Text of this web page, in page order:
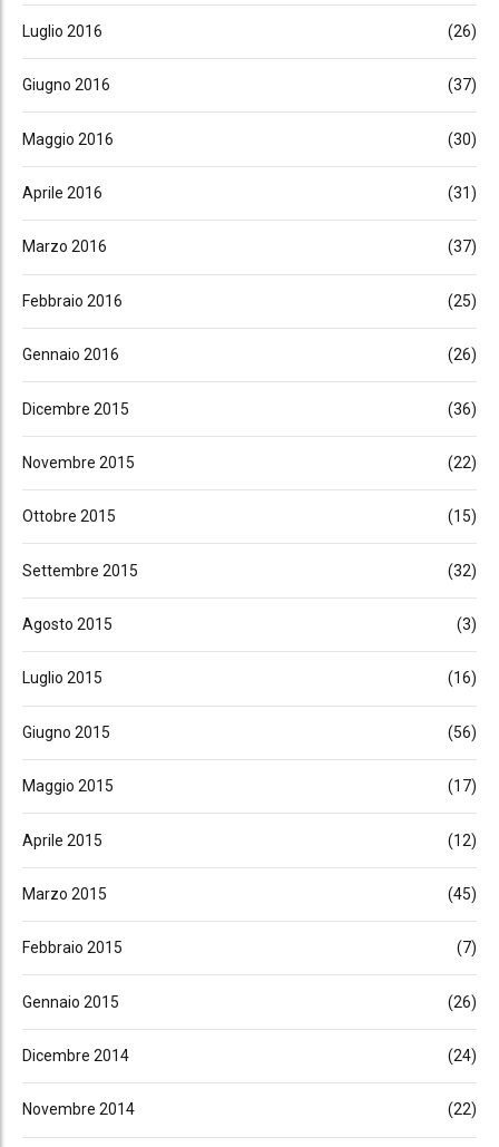
Luglio 2016 (26)
Giugno 2016 (37)
Maggio 2016 (30)
Aprile 2016 (31)
Marzo 2016 (37)
Febbraio 2016 (25)
Gennaio 2016 (26)
Dicembre 2015 (36)
Novembre 2015 (22)
Ottobre 2015 (15)
Settembre 2015 (32)
Agosto 2015 (3)
Luglio 2015 (16)
Giugno 2015 (56)
Maggio 2015 (17)
Aprile 2015 (12)
Marzo 2015 (45)
Febbraio 2015 (7)
Gennaio 2015 (26)
Dicembre 2014 (24)
Novembre 2014 (22)